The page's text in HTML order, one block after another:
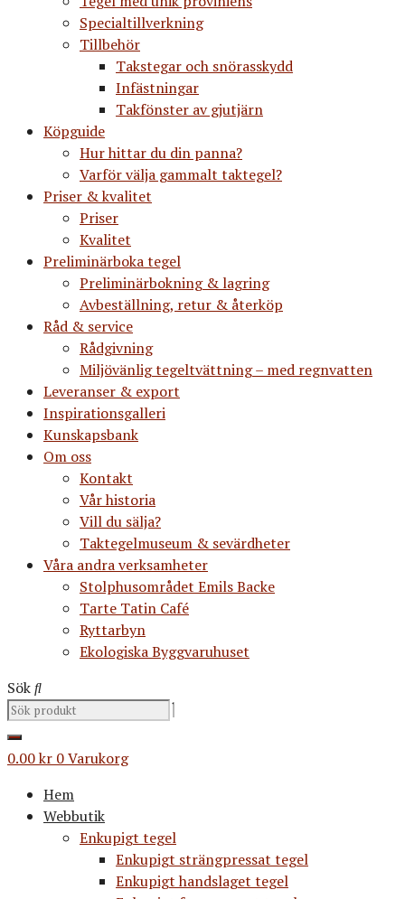
Specialtillverkning
Tillbehör
Takstegar och snörasskydd
Infästningar
Takfönster av gjutjärn
Köpguide
Hur hittar du din panna?
Varför välja gammalt taktegel?
Priser & kvalitet
Priser
Kvalitet
Preliminärboka tegel
Preliminärbokning & lagring
Avbeställning, retur & återköp
Råd & service
Rådgivning
Miljövänlig tegeltvättning – med regnvatten
Leveranser & export
Inspirationsgalleri
Kunskapsbank
Om oss
Kontakt
Vår historia
Vill du sälja?
Taktegelmuseum & sevärdheter
Våra andra verksamheter
Stolphusområdet Emils Backe
Tarte Tatin Café
Ryttarbyn
Ekologiska Byggvaruhuset
Sök
0.00kr 0Varukorg
Hem
Webbutik
Enkupigt tegel
Enkupigt strängpressat tegel
Enkupigt handslaget tegel